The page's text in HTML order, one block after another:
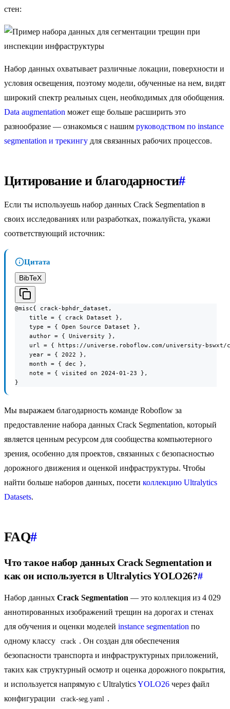
стен:
Набор данных охватывает различные локации, поверхности и
условия освещения, поэтому модели, обученные на нем, видят
широкий спектр реальных сцен, необходимых для обобщения.
Data augmentation может еще больше расширить это
разнообразие — ознакомься с нашим руководством по instance
segmentation и трекингу для связанных рабочих процессов.
Цитирование и благодарности#
Если ты используешь набор данных Crack Segmentation в
своих исследованиях или разработках, пожалуйста, укажи
соответствующий источник:
Цитата
BibTeX
@misc{ crack-bphdr_dataset,
    title = { crack Dataset },
    type = { Open Source Dataset },
    author = { University },
url = { https://universe.roboflow.com/university-bswxt/
    year = { 2022 },
    month = { dec },
    note = { visited on 2024-01-23 },
}
Мы выражаем благодарность команде Roboflow за
предоставление набора данных Crack Segmentation, который
является ценным ресурсом для сообщества компьютерного
зрения, особенно для проектов, связанных с безопасностью
дорожного движения и оценкой инфраструктуры. Чтобы
найти больше наборов данных, посети коллекцию Ultralytics
Datasets.
FAQ#
Что такое набор данных Crack Segmentation и
как он используется в Ultralytics YOLO26?#
Набор данных Crack Segmentation — это коллекция из 4 029
аннотированных изображений трещин на дорогах и стенах
для обучения и оценки моделей instance segmentation по
одному классу
crack . Он создан для обеспечения
безопасности транспорта и инфраструктурных приложений,
таких как структурный осмотр и оценка дорожного покрытия,
и используется напрямую с UltralyticsYOLO26 через файл
конфигурации
crack-seg.yaml .